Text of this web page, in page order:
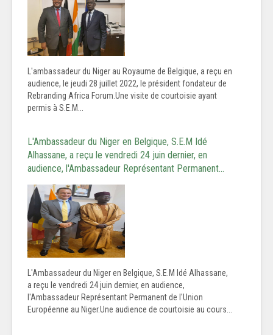
L'ambassadeur du Niger au Royaume de Belgique, a reçu en
audience, le jeudi 28 juillet 2022, le président fondateur de
Rebranding Africa Forum.Une visite de courtoisie ayant
permis à S.E.M...
L'Ambassadeur du Niger en Belgique, S.E.M Idé
Alhassane, a reçu le vendredi 24 juin dernier, en
audience, l'Ambassadeur Représentant Permanent…
L'Ambassadeur du Niger en Belgique, S.E.M Idé Alhassane,
a reçu le vendredi 24 juin dernier, en audience,
l'Ambassadeur Représentant Permanent de l'Union
Européenne au Niger.Une audience de courtoisie au cours...